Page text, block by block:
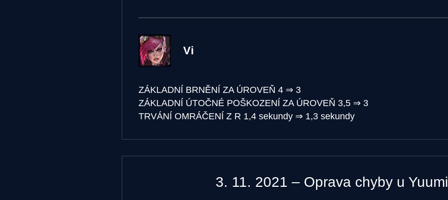
Vi
ZÁKLADNÍ BRNĚNÍ ZA ÚROVEŇ 4 ⇒ 3
ZÁKLADNÍ ÚTOČNÉ POŠKOZENÍ ZA ÚROVEŇ 3,5 ⇒ 3
TRVÁNÍ OMRÁČENÍ Z R 1,4 sekundy ⇒ 1,3 sekundy
3. 11. 2021 – Oprava chyby u Yuumi